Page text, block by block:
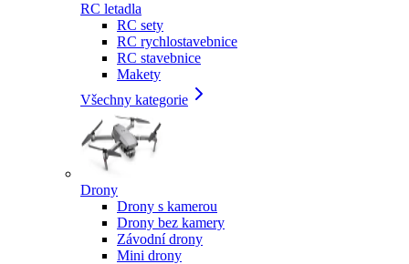
RC letadla
RC sety
RC rychlostavebnice
RC stavebnice
Makety
Všechny kategorie
Drony
Drony s kamerou
Drony bez kamery
Závodní drony
Mini drony